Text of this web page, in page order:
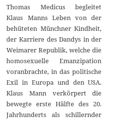
Thomas Medicus begleitet
Klaus Manns Leben von der
behüteten Münchner Kindheit,
der Karriere des Dandys in der
Weimarer Republik, welche die
homosexuelle Emanzipation
voranbrachte, in das politische
Exil in Europa und den USA.
Klaus Mann verkörpert die
bewegte erste Hälfte des 20.
Jahrhunderts als schillernder